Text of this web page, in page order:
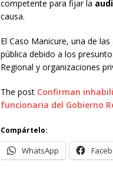
competente para fijar la
causa.
El Caso Manicure, una de
pública debido a los
Regional y organizaciones
The post Confirman
funcionaria del Gobierno
Compártelo:
WhatsApp